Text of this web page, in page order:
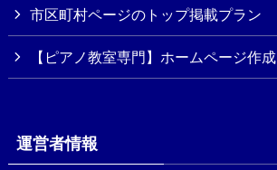
市区町村ページのトップ掲載プラン
【ピアノ教室専門】ホームページ作成
運営者情報